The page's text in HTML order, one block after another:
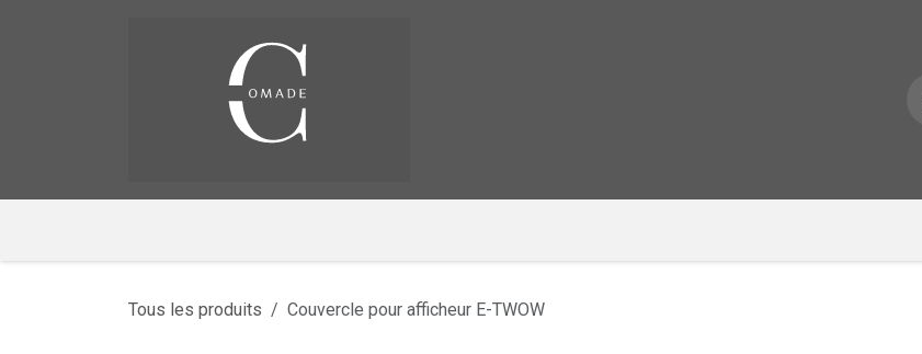
Tous les produits Couvercle pour afficheur E-TWOW